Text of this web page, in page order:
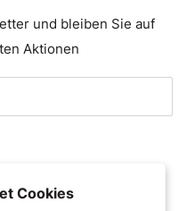
und bleiben Sie auf
Aktionen
Cookies